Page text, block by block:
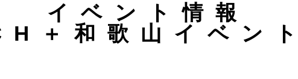
イベント情報
＋和歌山イベント